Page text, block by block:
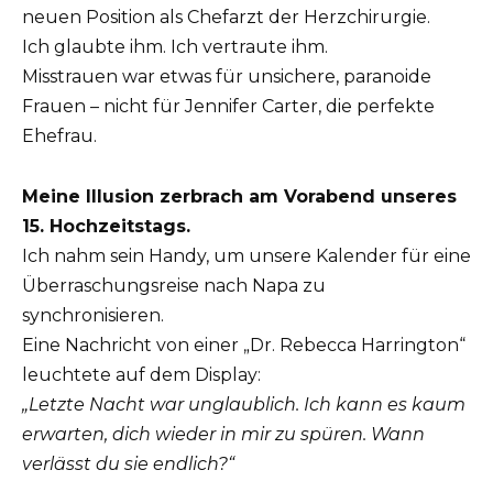
neuen Position als Chefarzt der Herzchirurgie.
Ich glaubte ihm. Ich vertraute ihm.
Misstrauen war etwas für unsichere, paranoide
Frauen – nicht für Jennifer Carter, die perfekte
Ehefrau.
Meine Illusion zerbrach am Vorabend unseres
15. Hochzeitstags.
Ich nahm sein Handy, um unsere Kalender für eine
Überraschungsreise nach Napa zu
synchronisieren.
Eine Nachricht von einer „Dr. Rebecca Harrington“
leuchtete auf dem Display:
„Letzte Nacht war unglaublich. Ich kann es kaum
erwarten, dich wieder in mir zu spüren. Wann
verlässt du sie endlich?“